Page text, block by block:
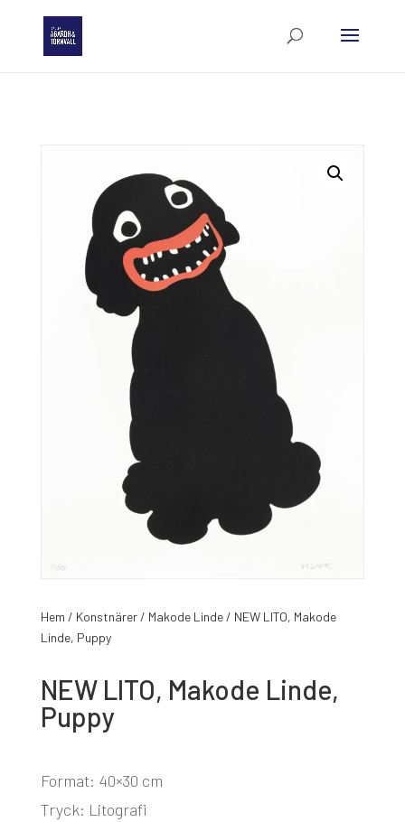
Hem / Konstnärer/ Makode Linde/ NEW LITO, Makode
Linde, Puppy
NEW LITO, Makode Linde,
Puppy
Format: 40×30 cm
Tryck: Litografi